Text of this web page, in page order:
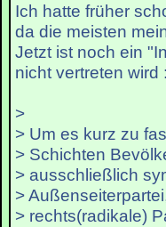
Ich hatte früher
da die meisten
Jetzt ist noch ein
nicht vertreten wird
>
> Um es kurz zu
> Schichten
> ausschließlich
>
> rechts(radikale)